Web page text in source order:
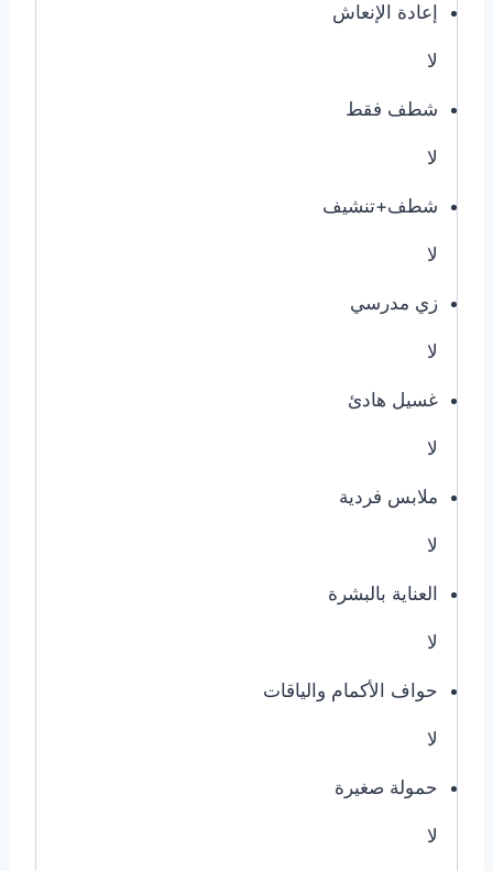
إعادة الإنعاش
لا
شطف فقط
لا
شطف+تنشيف
لا
زي مدرسي
لا
غسيل هادئ
لا
ملابس فردية
لا
العناية بالبشرة
لا
حواف الأكمام والياقات
لا
حمولة صغيرة
لا